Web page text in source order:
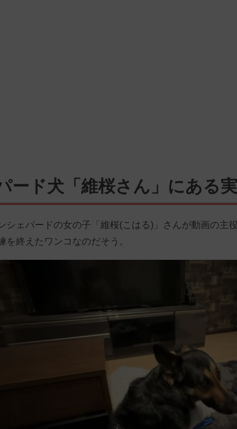
ード犬「維桜さん」にある
シェパードの女の子「維桜(こはる)」さんが動画の主
を終えたワンコなのだそう。